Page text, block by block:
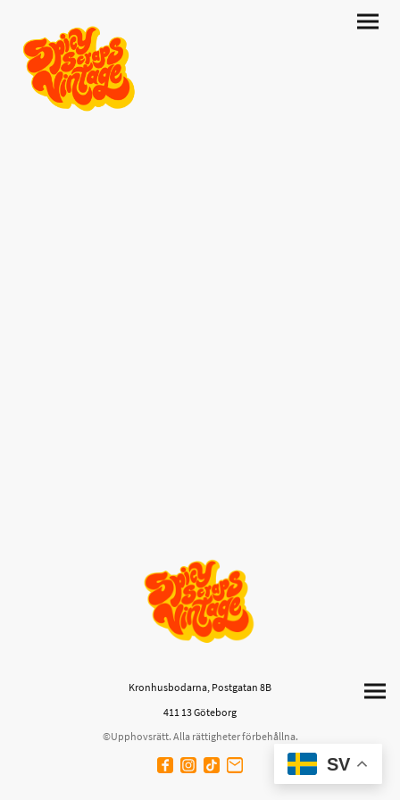
Kronhusbodarna, Postgatan 8B
411 13 Göteborg
©Upphovsrätt. Alla rättigheter förbehållna.
SV